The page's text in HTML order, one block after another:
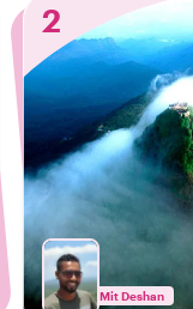
2
Mit Deshan